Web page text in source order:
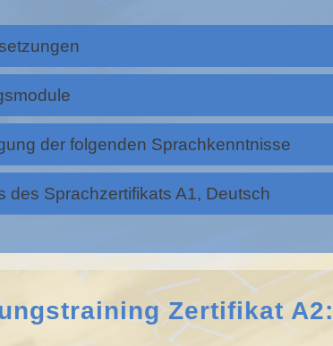
der folgenden Sprachkenntnisse
des Sprachzertifikats A1, Deutsch
Zertifikat A2: